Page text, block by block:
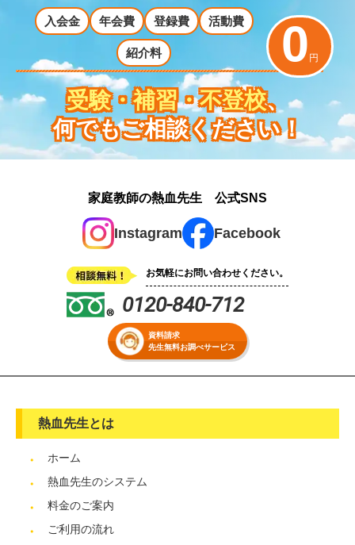
入会金 年会費 登録費 活動費
紹介料 0 円
受験・補習・不登校、
何でもご相談ください！
家庭教師の熱血先生 公式SNS
Instagram Facebook
お気軽にお問い合わせください。
0120-840-712
資料請求
先生無料お調べサービス
熱血先生とは
ホーム
熱血先生のシステム
料金のご案内
ご利用の流れ